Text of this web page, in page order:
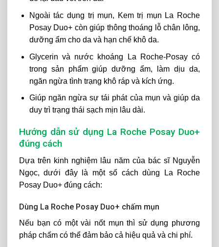
Ngoài tác dụng trị mụn, Kem trị mụn La Roche
Posay Duo+ còn giúp thông thoáng lỗ chân lông,
dưỡng ẩm cho da và hạn chế khô da.
Glycerin và nước khoáng La Roche-Posay có
trong sản phẩm giúp dưỡng ẩm, làm dịu da,
ngăn ngừa tình trạng khô ráp và kích ứng.
Giúp ngăn ngừa sự tái phát của mụn và giúp da
duy trì trạng thái sạch mịn lâu dài.
Hướng dẫn sử dụng La Roche Posay Duo+
đúng cách
Dựa trên kinh nghiệm lâu năm của bác sĩ Nguyễn
Ngọc, dưới đây là một số cách dùng La Roche
Posay Duo+ đúng cách:
Dùng La Roche Posay Duo+ chấm mụn
Nếu bạn có một vài nốt mụn thì sử dụng phương
pháp chấm có thể đảm bảo cả hiệu quả và chi phí.